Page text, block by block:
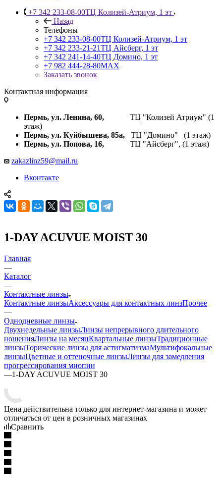
+7 342 233-08-00ТЦ Колизей-Атриум, 1 эт
Назад
Телефоны
+7 342 233-08-00ТЦ Колизей-Атриум, 1 эт
+7 342 233-21-21ТЦ Айсберг, 1 эт
+7 342 241-14-40ТЦ Домино, 1 эт
+7 982 444-28-80MAX
Заказать звонок
Контактная информация
Пермь, ул. Ленина, 60, ТЦ "Колизей Атриум" (1
этаж)
Пермь, ул. Куйбышева, 85а, ТЦ "Домино" (1 этаж)
Пермь, ул. Попова, 16, ТЦ "Айсберг", (1 этаж)
zakazlinz59@mail.ru
Вконтакте
1-DAY ACUVUE MOIST 30
Главная
—
Каталог
—
Контактные линзы
Контактные линзыАксессуары для контактных линзПрочее
—
Однодневные линзы
Двухнедельные линзыЛинзы непрерывного длительного
ношенияЛинзы на месяцКвартальные линзыТрадиционные
линзыТорические линзы для астигматизмаМультифокальные
линзыЦветные и оттеночные линзыЛинзы для замедления
прогрессирования миопии
—1-DAY ACUVUE MOIST 30
Цена действительна только для интернет-магазина и может
отличаться от цен в розничных магазинах
Сравнить